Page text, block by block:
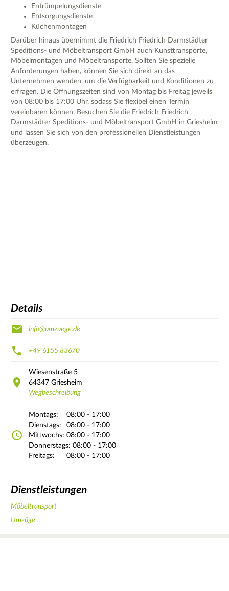
Entrümpelungsdienste
Entsorgungsdienste
Küchenmontagen
Darüber hinaus übernimmt die Friedrich Friedrich Darmstädter
Speditions- und Möbeltransport GmbH auch Kunsttransporte,
Möbelmontagen und Möbeltransporte. Sollten Sie spezielle
Anforderungen haben, können Sie sich direkt an das
Unternehmen wenden, um die Verfügbarkeit und Konditionen zu
erfragen. Die Öffnungszeiten sind von Montag bis Freitag jeweils
von 08:00 bis 17:00 Uhr, sodass Sie flexibel einen Termin
vereinbaren können. Besuchen Sie die Friedrich Friedrich
Darmstädter Speditions- und Möbeltransport GmbH in Griesheim
und lassen Sie sich von den professionellen Dienstleistungen
überzeugen.
Details
info@umzuege.de
+49 6155 83670
Wiesenstraße 5
64347 Griesheim
Wegbeschreibung
Montags:
08:00 - 17:00
Dienstags:
08:00 - 17:00
Mittwochs: 08:00 - 17:00
Donnerstags: 08:00 - 17:00
Freitags:
08:00 - 17:00
Dienstleistungen
Möbeltransport
Umzüge